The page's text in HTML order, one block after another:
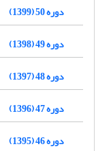
دوره 50 (1399)
دوره 49 (1398)
دوره 48 (1397)
دوره 47 (1396)
دوره 46 (1395)